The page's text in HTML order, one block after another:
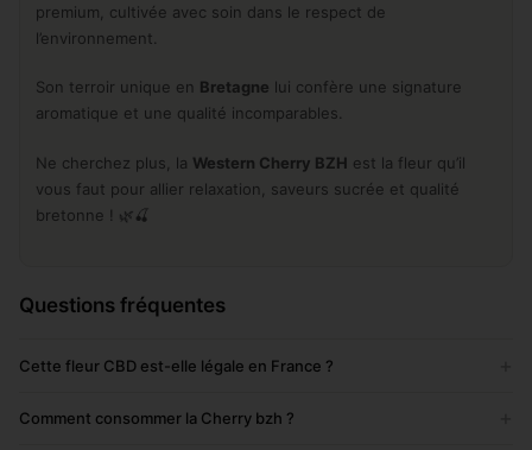
premium, cultivée avec soin dans le respect de
l’environnement.
Son terroir unique en Bretagne lui confère une signature
aromatique et une qualité incomparables.
Ne cherchez plus, la Western Cherry BZH est la fleur qu’il
vous faut pour allier relaxation, saveurs sucrée et qualité
bretonne ! 🌿🍒
Questions fréquentes
Cette fleur CBD est-elle légale en France ?
Comment consommer la Cherry bzh ?